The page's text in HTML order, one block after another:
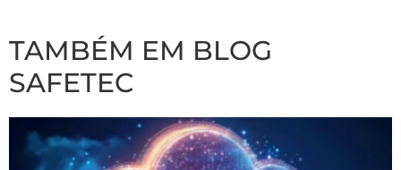
TAMBÉM EM BLOG
SAFETEC